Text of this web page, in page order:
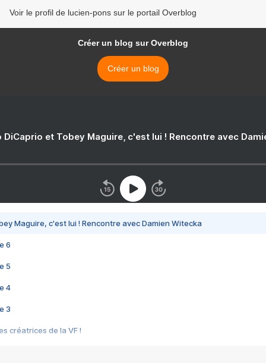
Voir le profil de lucien-pons sur le portail Overblog
Créer un blog sur Overblog
Créer un blog
DiCaprio et Tobey Maguire, c'est lui ! Rencontre avec
Maguire, c'est lui ! Rencontre avec Damien Witecka
6
5
4
3
créatrices de la VF !